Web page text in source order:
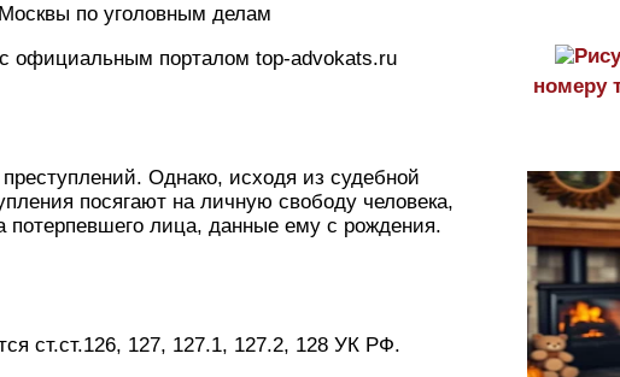
по уголовным делам
официальным порталом top-advokats.ru
Однако, исходя из судебной
посягают на личную свободу человека,
потерпевшего лица, данные ему с рождения.
ст.ст.126, 127, 127.1, 127.2, 128 УК РФ.
номеру